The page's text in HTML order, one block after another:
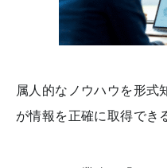
属人的なノウハウを形式
が情報を正確に取得でき